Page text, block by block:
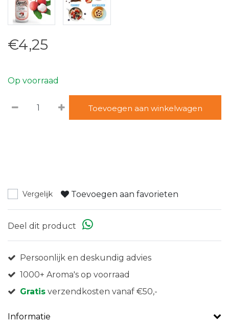
€4,25
Op voorraad
Toevoegen aan winkelwagen
Vergelijk Toevoegen aan favorieten
Deel dit product
Persoonlijk en deskundig advies
1000+ Aroma's op voorraad
Gratis verzendkosten vanaf €50,-
Informatie